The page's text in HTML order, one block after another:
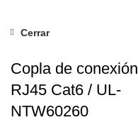
Cerrar
Copla de conexión
RJ45 Cat6 / UL-
NTW60260